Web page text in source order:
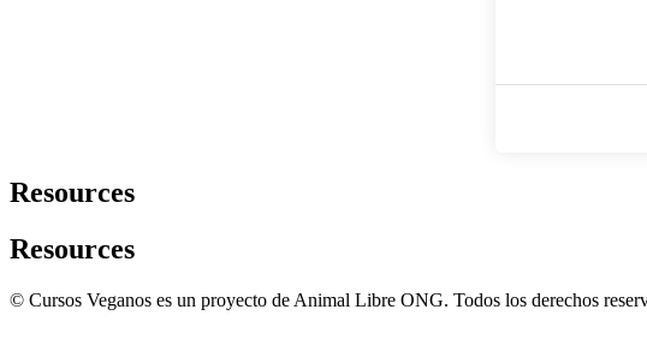
Resources
Resources
© Cursos Veganos es un proyecto de Animal Libre ONG. Todos los derechos